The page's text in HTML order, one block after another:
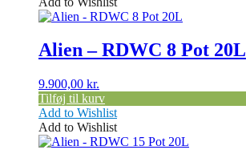
Alien – RDWC 8 Pot 20L
9.900,00 kr.
Tilføj til kurv
Add to Wishlist
Add to Wishlist